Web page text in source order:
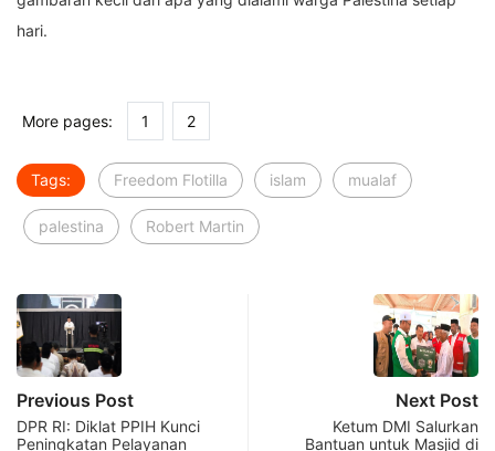
hari.
More pages: 1 2
Tags: Freedom Flotilla islam mualaf
palestina Robert Martin
Previous Post
DPR RI: Diklat PPIH Kunci
Peningkatan Pelayanan
Next Post
Ketum DMI Salurkan
Bantuan untuk Masjid di